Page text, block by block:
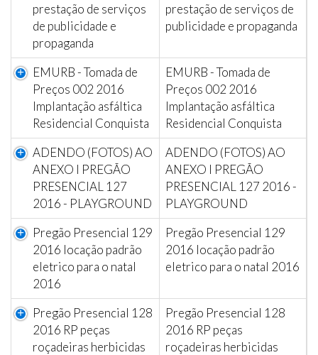
prestação de serviços
de publicidade e
propaganda
prestação de serviços de
publicidade e propaganda
EMURB - Tomada de
Preços 002 2016
Implantação asfáltica
Residencial Conquista
EMURB - Tomada de
Preços 002 2016
Implantação asfáltica
Residencial Conquista
ADENDO (FOTOS) AO
ANEXO I PREGÃO
PRESENCIAL 127
2016 - PLAYGROUND
ADENDO (FOTOS) AO
ANEXO I PREGÃO
PRESENCIAL 127 2016 -
PLAYGROUND
Pregão Presencial 129
2016 locação padrão
eletrico para o natal
2016
Pregão Presencial 129
2016 locação padrão
eletrico para o natal 2016
Pregão Presencial 128
2016 RP peças
roçadeiras herbicidas
Pregão Presencial 128
2016 RP peças
roçadeiras herbicidas